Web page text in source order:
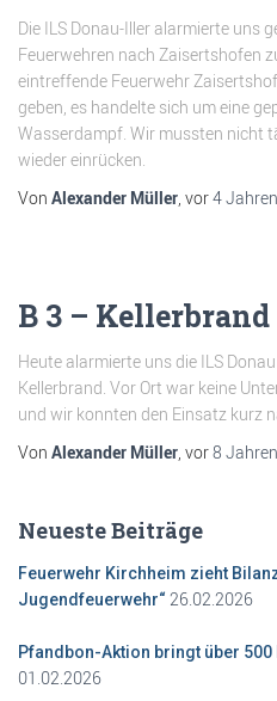
Die ILS Donau-Iller alarmierte uns
Feuerwehren nach Zaisertshofen
eintreffende Feuerwehr
geben, es handelte sich um eine
Wasserdampf. Wir mussten nicht
wieder einrücken.
Von Alexander Müller, vor4 Jahren
B 3 – Kellerbrand
Heute alarmierte uns die ILS
Kellerbrand. Vor Ort war keine
und wir konnten den Einsatz kurz
Von Alexander Müller, vor8 Jahren
Neueste Beiträge
Feuerwehr Kirchheim zieht
Jugendfeuerwehr“ 26.02.2026
Pfandbon-Aktion bringt über
01.02.2026